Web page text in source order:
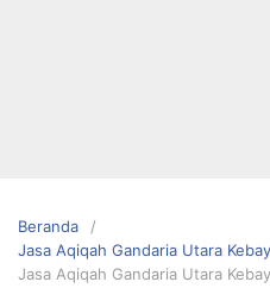
Beranda
Jasa Aqiqah Gandaria Utara
Jasa Aqiqah Gandaria Utara